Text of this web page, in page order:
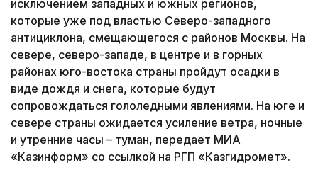
исключением западных и южных регионов,
которые уже под властью Северо-западного
антициклона, смещающегося с районов Москвы. На
севере, северо-западе, в центре и в горных
районах юго-востока страны пройдут осадки в
виде дождя и снега, которые будут
сопровождаться гололедными явлениями. На юге и
севере страны ожидается усиление ветра, ночные
и утренние часы – туман, передает МИА
«Казинформ» со ссылкой на РГП «Казгидромет».